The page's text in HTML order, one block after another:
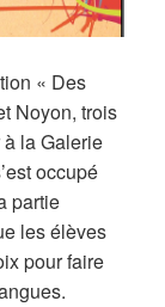
« Des
Noyon, trois
la Galerie
occupé
partie
les élèves
pour faire